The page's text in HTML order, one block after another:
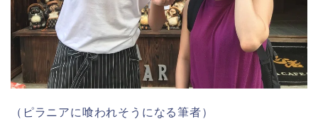
（ピラニアに喰われそうになる筆者）